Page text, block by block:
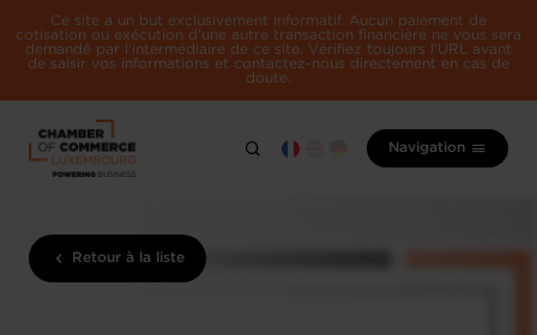
Ce site a un but exclusivement informatif. Aucun paiement de
cotisation ou exécution d'une autre transaction financière ne vous sera
demandé par l'intermédiaire de ce site. Vérifiez toujours l'URL avant
de saisir vos informations et contactez-nous directement en cas de
doute.
Navigation
Retour à la liste